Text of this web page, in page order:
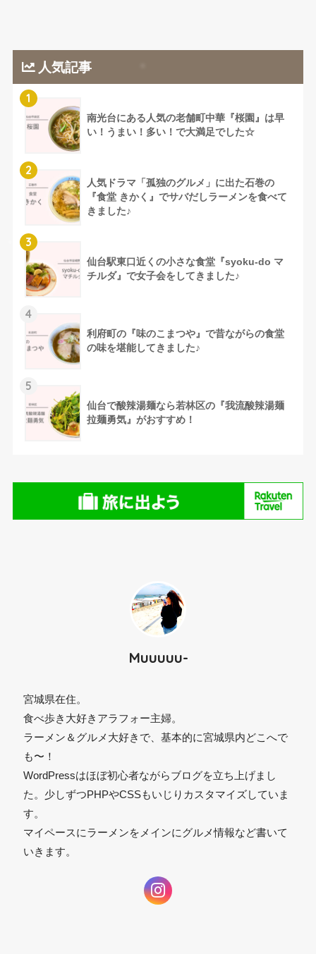
人気記事
1
南光台にある人気の老舗町中華『桜園』は早
い！うまい！多い！で大満足でした☆
2
人気ドラマ「孤独のグルメ」に出た石巻の
『食堂 きかく』でサバだしラーメンを食べて
きました♪
3
仙台駅東口近くの小さな食堂『syoku-do マ
チルダ』で女子会をしてきました♪
4
利府町の『味のこまつや』で昔ながらの食堂
の味を堪能してきました♪
5
仙台で酸辣湯麺なら若林区の『我流酸辣湯麺
拉麺勇気』がおすすめ！
Muuuuu-
宮城県在住。
食べ歩き大好きアラフォー主婦。
ラーメン＆グルメ大好きで、基本的に宮城県内どこへで
も〜！
WordPressはほぼ初心者ながらブログを立ち上げまし
た。少しずつPHPやCSSもいじりカスタマイズしていま
す。
マイペースにラーメンをメインにグルメ情報など書いて
いきます。